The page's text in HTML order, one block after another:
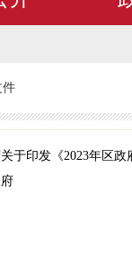
件
于印发《2023年区